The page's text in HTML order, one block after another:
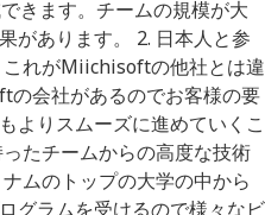
きます。チームの規模が大
があります。 2. 日本人と参
れがMiichisoftの他社とは違
会社があるのでお客様の要
よりスムーズに進めていくこ
たチームからの高度な技術
ムのトップの大学の中から
グラムを受けるので様々なビ